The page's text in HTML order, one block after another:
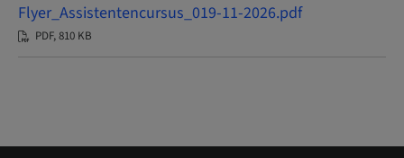
Flyer_Assistentencursus_019-11-2026.pdf
PDF, 810 KB